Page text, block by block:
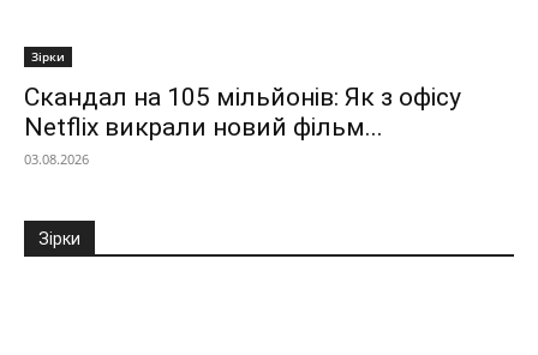
Зірки
Скандал на 105 мільйонів: Як з офісу
Netflix викрали новий фільм...
03.08.2026
Зірки